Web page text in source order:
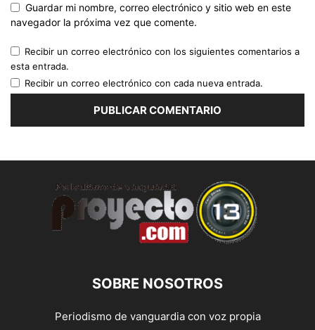
Guardar mi nombre, correo electrónico y sitio web en este
navegador la próxima vez que comente.
Recibir un correo electrónico con los siguientes comentarios a
esta entrada.
Recibir un correo electrónico con cada nueva entrada.
SOBRE NOSOTROS
Periodismo de vanguardia con voz propia